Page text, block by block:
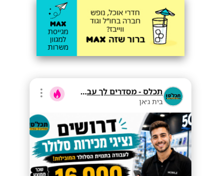
תכלס - מסדרים לך עבודה
בית ג׳אן